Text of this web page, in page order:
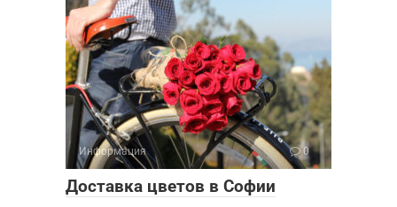
Информация 0
Доставка цветов в Софии